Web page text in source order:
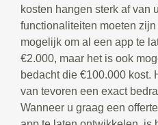
kosten hangen sterk af van
functionaliteiten moeten
mogelijk om al een app te
€2.000, maar het is ook
bedacht die €100.000 kost.
van tevoren een exact
Wanneer u graag een